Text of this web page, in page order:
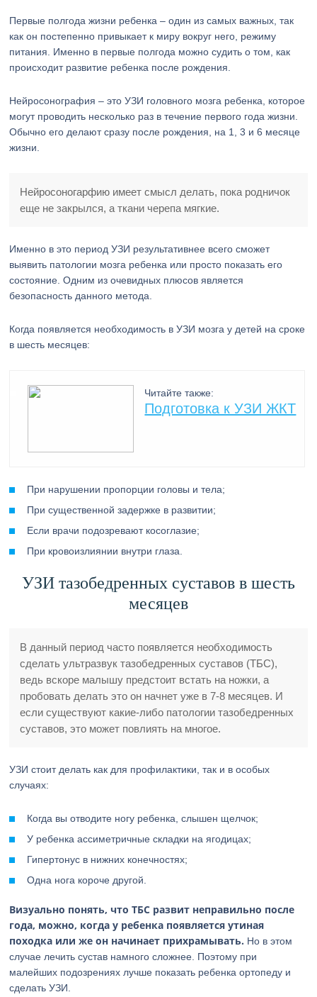
Первые полгода жизни ребенка – один из самых важных, так
как он постепенно привыкает к миру вокруг него, режиму
питания. Именно в первые полгода можно судить о том, как
происходит развитие ребенка после рождения.
Нейросонография – это УЗИ головного мозга ребенка, которое
могут проводить несколько раз в течение первого года жизни.
Обычно его делают сразу после рождения, на 1, 3 и 6 месяце
жизни.
Нейросоногарфию имеет смысл делать, пока родничок
еще не закрылся, а ткани черепа мягкие.
Именно в это период УЗИ результативнее всего сможет
выявить патологии мозга ребенка или просто показать его
состояние. Одним из очевидных плюсов является
безопасность данного метода.
Когда появляется необходимость в УЗИ мозга у детей на сроке
в шесть месяцев:
Читайте также:
Подготовка к УЗИ ЖКТ
При нарушении пропорции головы и тела;
При существенной задержке в развитии;
Если врачи подозревают косоглазие;
При кровоизлиянии внутри глаза.
УЗИ тазобедренных суставов в шесть
месяцев
В данный период часто появляется необходимость
сделать ультразвук тазобедренных суставов (ТБС),
ведь вскоре малышу предстоит встать на ножки, а
пробовать делать это он начнет уже в 7-8 месяцев. И
если существуют какие-либо патологии тазобедренных
суставов, это может повлиять на многое.
УЗИ стоит делать как для профилактики, так и в особых
случаях:
Когда вы отводите ногу ребенка, слышен щелчок;
У ребенка ассиметричные складки на ягодицах;
Гипертонус в нижних конечностях;
Одна нога короче другой.
Визуально понять, что ТБС развит неправильно после
года, можно, когда у ребенка появляется утиная
походка или же он начинает прихрамывать. Но в этом
случае лечить сустав намного сложнее. Поэтому при
малейших подозрениях лучше показать ребенка ортопеду и
сделать УЗИ.